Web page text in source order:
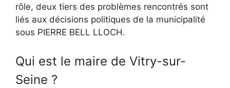
rôle, deux tiers des problèmes rencontrés sont
liés aux décisions politiques de la municipalité
sous PIERRE BELL LLOCH.
Qui est le maire de Vitry-sur-
Seine ?